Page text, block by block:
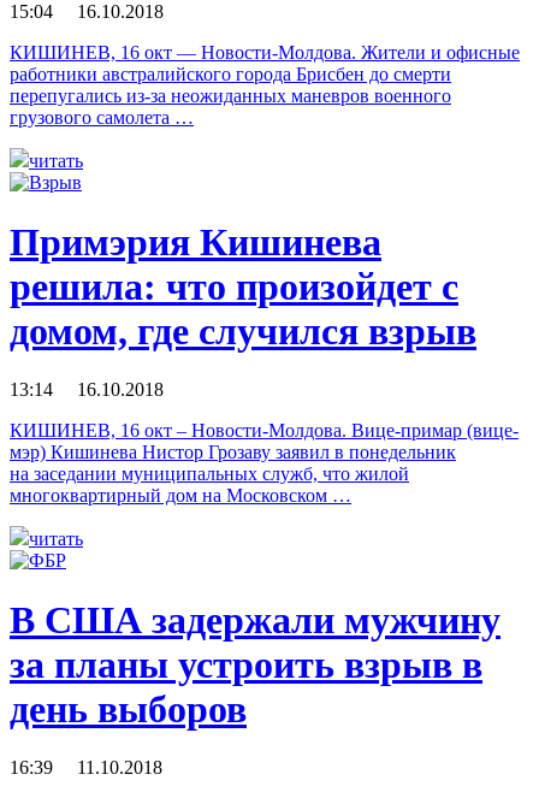
15:04 16.10.2018
КИШИНЕВ, 16 окт — Новости-Молдова. Жители и офисные
работники австралийского города Брисбен до смерти
перепугались из-за неожиданных маневров военного
грузового самолета …
читать
Примэрия Кишинева
решила: что произойдет с
домом, где случился взрыв
13:14 16.10.2018
КИШИНЕВ, 16 окт – Новости-Молдова. Вице-примар (вице-
мэр) Кишинева Нистор Грозаву заявил в понедельник
на заседании муниципальных служб, что жилой
многоквартирный дом на Московском …
читать
В США задержали мужчину
за планы устроить взрыв в
день выборов
16:39 11.10.2018